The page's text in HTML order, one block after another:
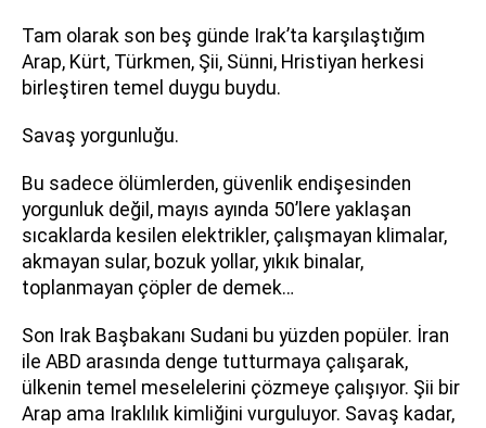
Tam olarak son beş günde Irak’ta karşılaştığım
Arap, Kürt, Türkmen, Şii, Sünni, Hristiyan herkesi
birleştiren temel duygu buydu.
Savaş yorgunluğu.
Bu sadece ölümlerden, güvenlik endişesinden
yorgunluk değil, mayıs ayında 50’lere yaklaşan
sıcaklarda kesilen elektrikler, çalışmayan klimalar,
akmayan sular, bozuk yollar, yıkık binalar,
toplanmayan çöpler de demek…
Son Irak Başbakanı Sudani bu yüzden popüler. İran
ile ABD arasında denge tutturmaya çalışarak,
ülkenin temel meselelerini çözmeye çalışıyor. Şii bir
Arap ama Iraklılık kimliğini vurguluyor. Savaş kadar,